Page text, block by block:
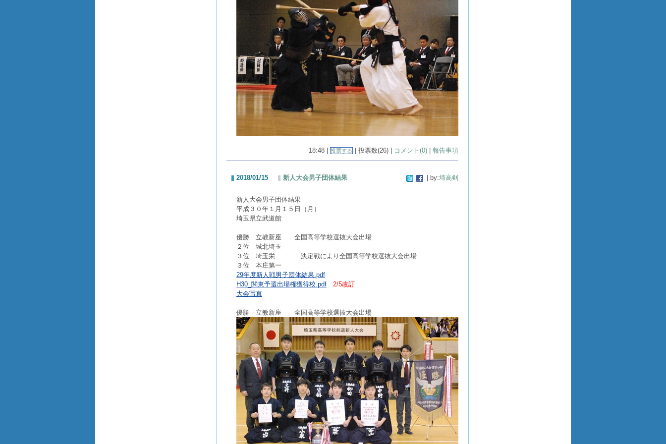
18:48 | 投票する | 投票数(26) | コメント(0) 報告事項
2018/01/15 新人大会男子団体結果 | by:埼高剣
新人大会男子団体結果
平成３０年１月１５日（月）
埼玉県立武道館
優勝 立教新座 全国高等学校選抜大会出場
２位 城北埼玉
３位 埼玉栄 決定戦により全国高等学校選抜大会出場
３位 本庄第一
29年度新人戦男子団体結果.pdf
H30_関東予選出場権獲得校.pdf
2/5改訂
大会写真
優勝 立教新座 全国高等学校選抜大会出場